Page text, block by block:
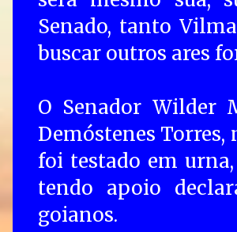
Senado, tanto
buscar outros ares
O Senador Wilder
Demóstenes
foi testado em
tendo apoio
goianos.